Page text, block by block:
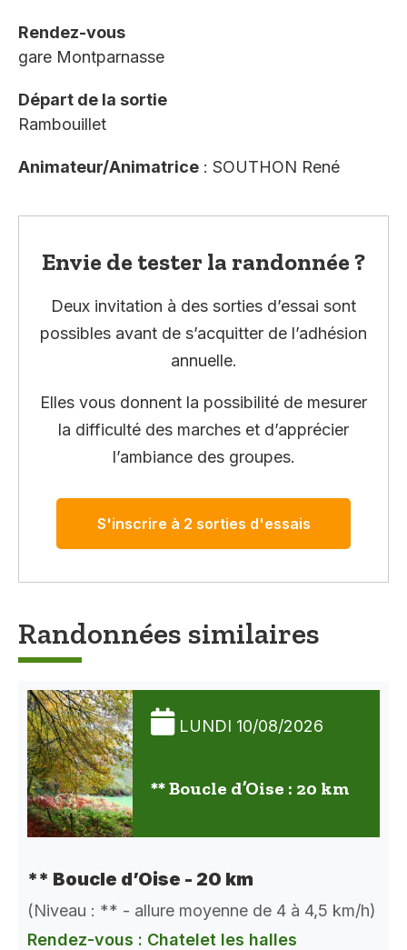
Rendez-vous
gare Montparnasse
Départ de la sortie
Rambouillet
Animateur/Animatrice : SOUTHON René
Envie de tester la randonnée ?
Deux invitation à des sorties d’essai sont
possibles avant de s’acquitter de l’adhésion
annuelle.
Elles vous donnent la possibilité de mesurer
la difficulté des marches et d’apprécier
l’ambiance des groupes.
S'inscrire à 2 sorties d'essais
Randonnées similaires
LUNDI 10/08/2026
** Boucle d’Oise : 20 km
** Boucle d’Oise - 20 km
(Niveau : ** - allure moyenne de 4 à 4,5 km/h)
Rendez-vous : Chatelet les halles